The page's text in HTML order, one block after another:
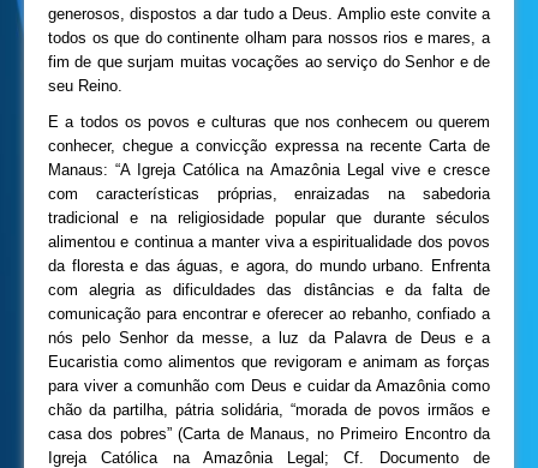
generosos, dispostos a dar tudo a Deus. Amplio este convite a
todos os que do continente olham para nossos rios e mares, a
fim de que surjam muitas vocações ao serviço do Senhor e de
seu Reino.
E a todos os povos e culturas que nos conhecem ou querem
conhecer, chegue a convicção expressa na recente Carta de
Manaus: “A Igreja Católica na Amazônia Legal vive e cresce
com características próprias, enraizadas na sabedoria
tradicional e na religiosidade popular que durante séculos
alimentou e continua a manter viva a espiritualidade dos povos
da floresta e das águas, e agora, do mundo urbano. Enfrenta
com alegria as dificuldades das distâncias e da falta de
comunicação para encontrar e oferecer ao rebanho, confiado a
nós pelo Senhor da messe, a luz da Palavra de Deus e a
Eucaristia como alimentos que revigoram e animam as forças
para viver a comunhão com Deus e cuidar da Amazônia como
chão da partilha, pátria solidária, “morada de povos irmãos e
casa dos pobres” (Carta de Manaus, no Primeiro Encontro da
Igreja Católica na Amazônia Legal; Cf. Documento de